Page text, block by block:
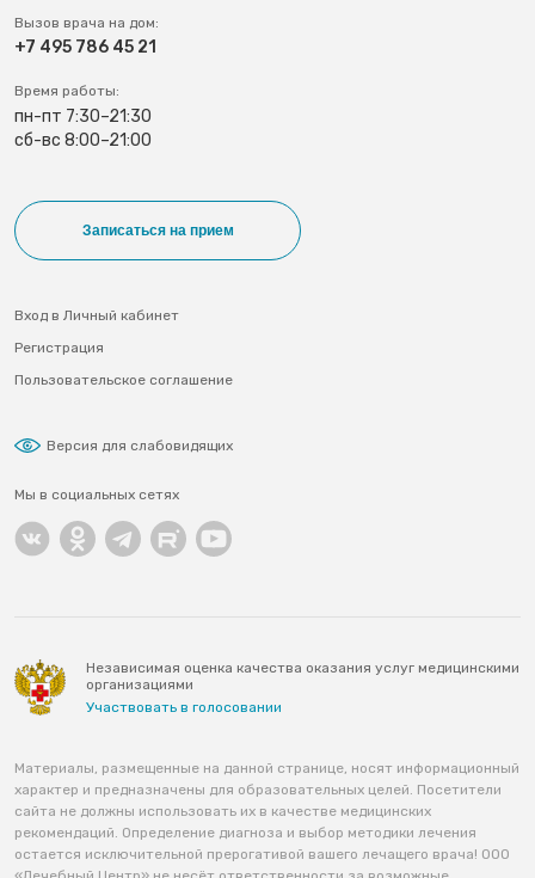
Вызов врача на дом:
+7 495 786 45 21
Время работы:
пн-пт 7:30–21:30
сб-вс 8:00–21:00
Записаться на прием
Вход в Личный кабинет
Регистрация
Пользовательское соглашение
Версия для слабовидящих
Мы в социальных сетях
Материалы, размещенные на данной странице, носят информационный
характер и предназначены для образовательных целей. Посетители
сайта не должны использовать их в качестве медицинских
рекомендаций. Определение диагноза и выбор методики лечения
остается исключительной прерогативой вашего лечащего врача! ООО
Независимая оценка качества оказания услуг медицинскими
организациями
Участвовать в голосовании